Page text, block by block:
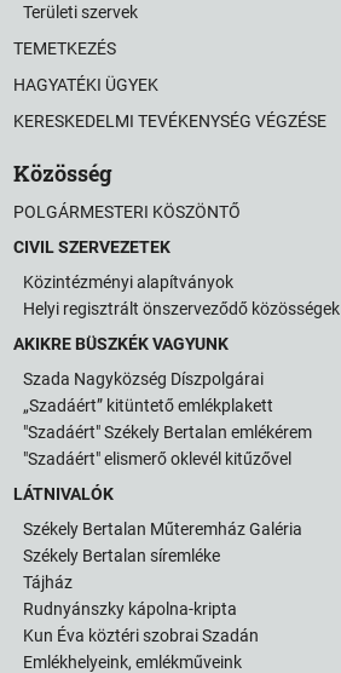
Területi szervek
TEMETKEZÉS
HAGYATÉKI ÜGYEK
KERESKEDELMI TEVÉKENYSÉG VÉGZÉSE
Közösség
POLGÁRMESTERI KÖSZÖNTŐ
CIVIL SZERVEZETEK
Közintézményi alapítványok
Helyi regisztrált önszerveződő közösségek
AKIKRE BÜSZKÉK VAGYUNK
Szada Nagyközség Díszpolgárai
„Szadáért” kitüntető emlékplakett
"Szadáért" Székely Bertalan emlékérem
"Szadáért" elismerő oklevél kitűzővel
LÁTNIVALÓK
Székely Bertalan Műteremház Galéria
Székely Bertalan síremléke
Tájház
Rudnyánszky kápolna-kripta
Kun Éva köztéri szobrai Szadán
Emlékhelyeink, emlékműveink